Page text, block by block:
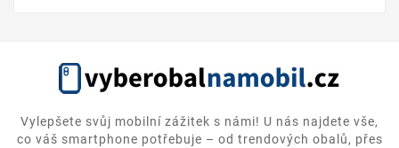
Vylepšete svůj mobilní zážitek s námi! U nás najdete vše,
co váš smartphone potřebuje – od trendových obalů, přes